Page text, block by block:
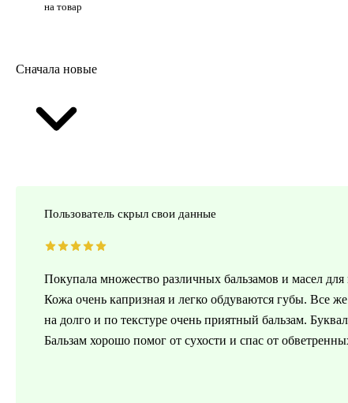
на товар
Сначала новые
Пользователь скрыл свои данные
Покупала множество различных бальзамов и масел
Кожа очень капризная и легко обдуваются губы. Все
на долго и по текстуре очень приятный бальзам.
Бальзам хорошо помог от сухости и спас от